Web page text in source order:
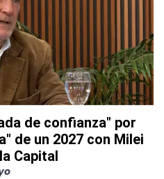
de confianza" por
de un 2027 con Milei
Capital